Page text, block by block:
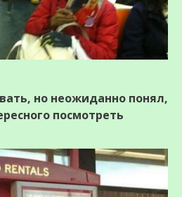
но неожиданно понял,
посмотреть